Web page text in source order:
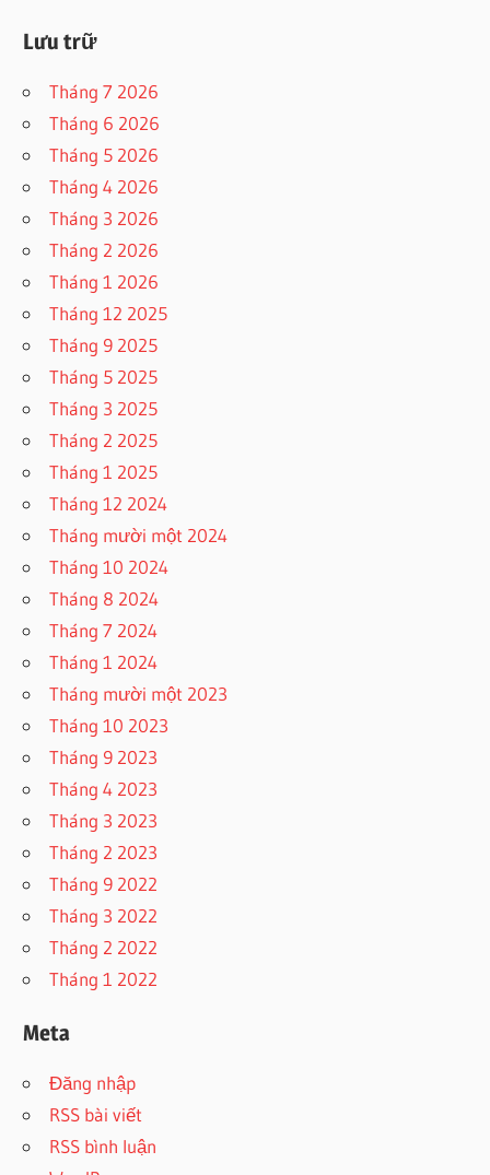
Lưu trữ
Tháng 7 2026
Tháng 6 2026
Tháng 5 2026
Tháng 4 2026
Tháng 3 2026
Tháng 2 2026
Tháng 1 2026
Tháng 12 2025
Tháng 9 2025
Tháng 5 2025
Tháng 3 2025
Tháng 2 2025
Tháng 1 2025
Tháng 12 2024
Tháng mười một 2024
Tháng 10 2024
Tháng 8 2024
Tháng 7 2024
Tháng 1 2024
Tháng mười một 2023
Tháng 10 2023
Tháng 9 2023
Tháng 4 2023
Tháng 3 2023
Tháng 2 2023
Tháng 9 2022
Tháng 3 2022
Tháng 2 2022
Tháng 1 2022
Meta
Đăng nhập
RSS bài viết
RSS bình luận